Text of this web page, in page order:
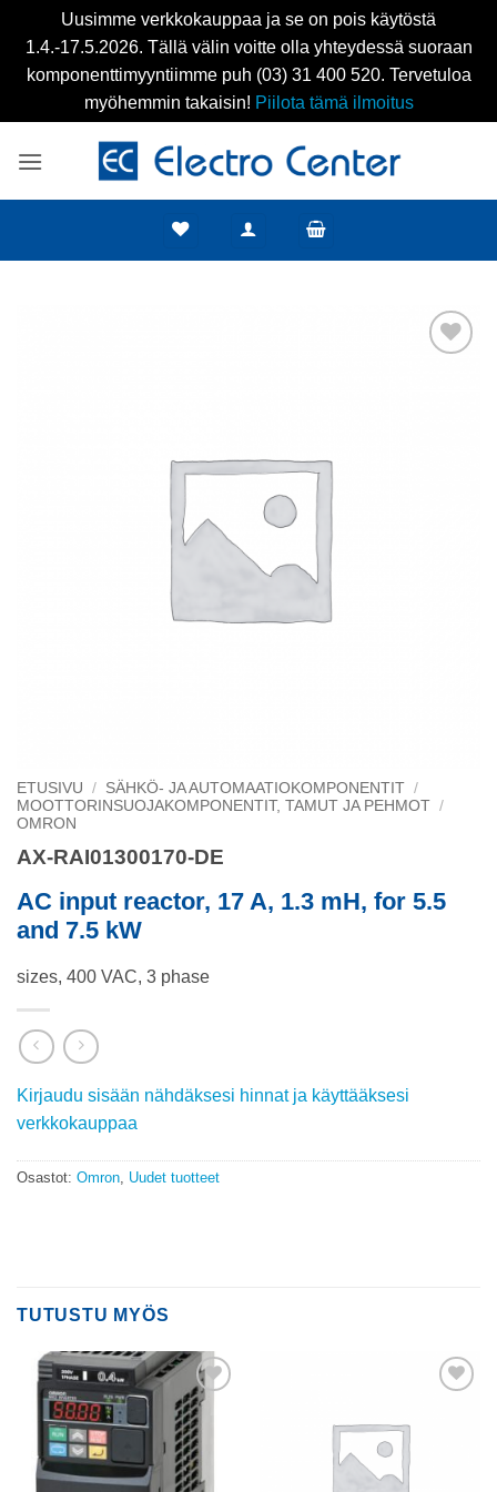
Uusimme verkkokauppaa ja se on pois käytöstä
1.4.-17.5.2026. Tällä välin voitte olla yhteydessä suoraan
komponenttimyyntiimme puh (03) 31 400 520. Tervetuloa
myöhemmin takaisin! Piilota tämä ilmoitus
ETUSIVU / SÄHKÖ- JA AUTOMAATIOKOMPONENTIT /
MOOTTORINSUOJAKOMPONENTIT, TAMUT JA PEHMOT /
OMRON
AX-RAI01300170-DE
AC input reactor, 17 A, 1.3 mH, for 5.5
and 7.5 kW
sizes, 400 VAC, 3 phase
Kirjaudu sisään nähdäksesi hinnat ja käyttääksesi
verkkokauppaa
Osastot: Omron, Uudet tuotteet
TUTUSTU MYÖS
Add to
wishlist